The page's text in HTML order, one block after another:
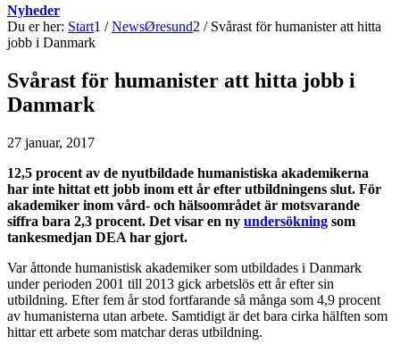
Nyheder
Du er her: Start1 / NewsØresund2 / Svårast för humanister att hitta
jobb i Danmark
Svårast för humanister att hitta jobb i
Danmark
27 januar, 2017
12,5 procent av de nyutbildade humanistiska akademikerna
har inte hittat ett jobb inom ett år efter utbildningens slut. För
akademiker inom vård- och hälsoområdet är motsvarande
siffra bara 2,3 procent. Det visar en ny undersökning som
tankesmedjan DEA har gjort.
Var åttonde humanistisk akademiker som utbildades i Danmark
under perioden 2001 till 2013 gick arbetslös ett år efter sin
utbildning. Efter fem år stod fortfarande så många som 4,9 procent
av humanisterna utan arbete. Samtidigt är det bara cirka hälften som
hittar ett arbete som matchar deras utbildning.